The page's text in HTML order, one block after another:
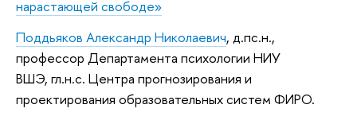
нарастающей свободе»
Поддьяков Александр Николаевич, д.пс.н.,
профессор Департамента психологии НИУ
ВШЭ, гл.н.с. Центра прогнозирования и
проектирования образовательных систем ФИРО.